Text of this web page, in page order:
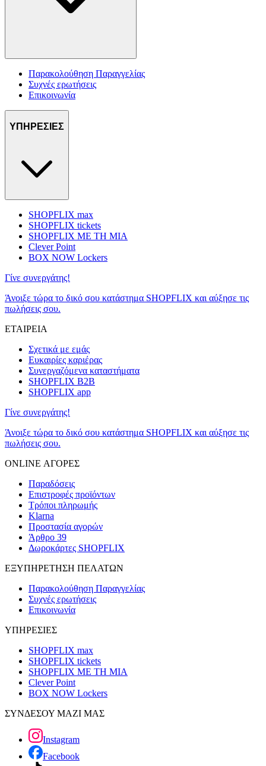
Παρακολούθηση Παραγγελίας
Συχνές ερωτήσεις
Επικοινωνία
ΥΠΗΡΕΣΙΕΣ
SHOPFLIX max
SHOPFLIX tickets
SHOPFLIX ΜΕ ΤΗ ΜΙΑ
Clever Point
BOX NOW Lockers
Γίνε συνεργάτης!
Άνοιξε τώρα το δικό σου κατάστημα SHOPFLIX και αύξησε τις
πωλήσεις σου.
ΕΤΑΙΡΕΙΑ
Σχετικά με εμάς
Ευκαιρίες καριέρας
Συνεργαζόμενα καταστήματα
SHOPFLIX B2B
SHOPFLIX app
Γίνε συνεργάτης!
Άνοιξε τώρα το δικό σου κατάστημα SHOPFLIX και αύξησε τις
πωλήσεις σου.
ONLINE ΑΓΟΡΕΣ
Παραδόσεις
Επιστροφές προϊόντων
Τρόποι πληρωμής
Klarna
Προστασία αγορών
Άρθρο 39
Δωροκάρτες SHOPFLIX
ΕΞΥΠΗΡΕΤΗΣΗ ΠΕΛΑΤΩΝ
Παρακολούθηση Παραγγελίας
Συχνές ερωτήσεις
Επικοινωνία
ΥΠΗΡΕΣΙΕΣ
SHOPFLIX max
SHOPFLIX tickets
SHOPFLIX ΜΕ ΤΗ ΜΙΑ
Clever Point
BOX NOW Lockers
ΣΥΝΔΕΣΟΥ ΜΑΖΙ ΜΑΣ
Instagram
Facebook